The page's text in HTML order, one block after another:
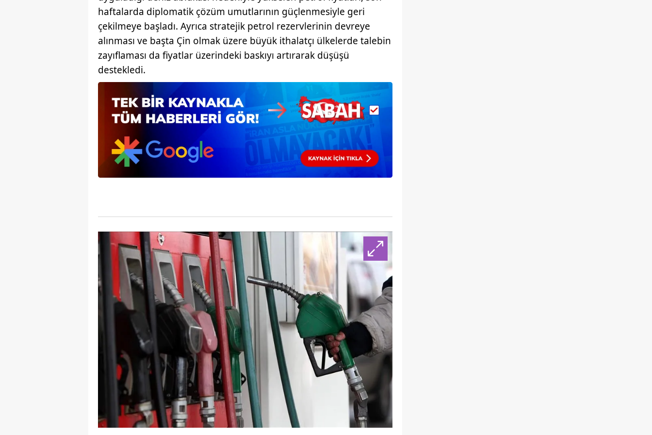
mevzuata uygun olarak kullanılan çerezlerle ilgili bilgi almak için lütfen
tıklayınız
haftalarda diplomatik çözüm umutlarının güçlenmesiyle geri
çekilmeye başladı. Ayrıca stratejik petrol rezervlerinin devreye
alınması ve başta Çin olmak üzere büyük ithalatçı ülkelerde talebin
zayıflaması da fiyatlar üzerindeki baskıyı artırarak düşüşü
destekledi.